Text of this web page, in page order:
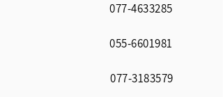
077-4633285
055-6601981
077-3183579